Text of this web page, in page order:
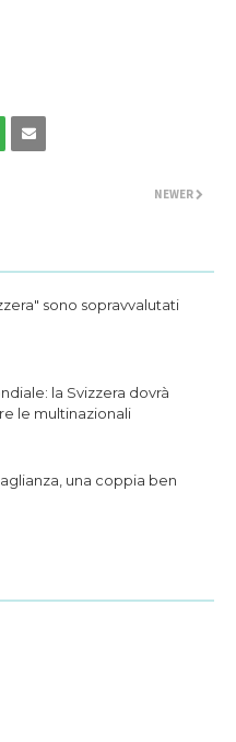
NEWER
sono sopravvalutati
la Svizzera dovrà
le multinazionali
una coppia ben